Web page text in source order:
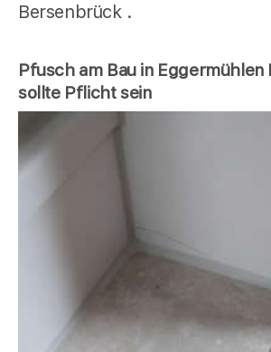
Bersenbrück .
Pfusch am Bau in Eggermühlen
sollte Pflicht sein